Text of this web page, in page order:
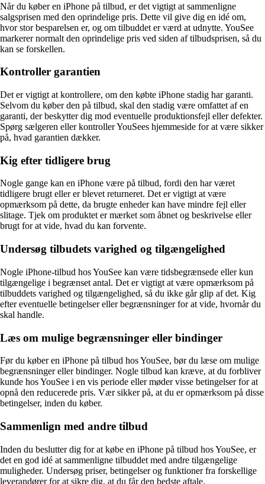
Når du køber en iPhone på tilbud, er det vigtigt at sammenligne
salgsprisen med den oprindelige pris. Dette vil give dig en idé om,
hvor stor besparelsen er, og om tilbuddet er værd at udnytte. YouSee
markerer normalt den oprindelige pris ved siden af tilbudsprisen, så du
kan se forskellen.
Kontroller garantien
Det er vigtigt at kontrollere, om den købte iPhone stadig har garanti.
Selvom du køber den på tilbud, skal den stadig være omfattet af en
garanti, der beskytter dig mod eventuelle produktionsfejl eller defekter.
Spørg sælgeren eller kontroller YouSees hjemmeside for at være sikker
på, hvad garantien dækker.
Kig efter tidligere brug
Nogle gange kan en iPhone være på tilbud, fordi den har været
tidligere brugt eller er blevet returneret. Det er vigtigt at være
opmærksom på dette, da brugte enheder kan have mindre fejl eller
slitage. Tjek om produktet er mærket som åbnet og beskrivelse eller
brugt for at vide, hvad du kan forvente.
Undersøg tilbudets varighed og tilgængelighed
Nogle iPhone-tilbud hos YouSee kan være tidsbegrænsede eller kun
tilgængelige i begrænset antal. Det er vigtigt at være opmærksom på
tilbuddets varighed og tilgængelighed, så du ikke går glip af det. Kig
efter eventuelle betingelser eller begrænsninger for at vide, hvornår du
skal handle.
Læs om mulige begrænsninger eller bindinger
Før du køber en iPhone på tilbud hos YouSee, bør du læse om mulige
begrænsninger eller bindinger. Nogle tilbud kan kræve, at du forbliver
kunde hos YouSee i en vis periode eller møder visse betingelser for at
opnå den reducerede pris. Vær sikker på, at du er opmærksom på disse
betingelser, inden du køber.
Sammenlign med andre tilbud
Inden du beslutter dig for at købe en iPhone på tilbud hos YouSee, er
det en god idé at sammenligne tilbuddet med andre tilgængelige
muligheder. Undersøg priser, betingelser og funktioner fra forskellige
leverandører for at sikre dig, at du får den bedste aftale.